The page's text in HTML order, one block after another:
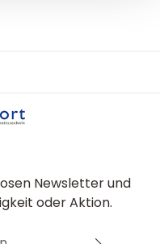
Newsletter und
oder Aktion.